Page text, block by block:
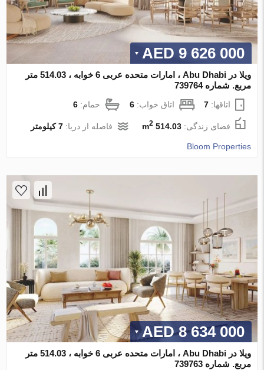
9 626 000 AED
ویلا در Abu Dhabi ، امارات متحده عربی 6 خوابه ، 514.03 متر
مربع. شماره 739764
اتاقها:7 اتاق خواب:6 حمام:6
فضای زندگی:514.03 m
2 فاصله از دریا:7 کیلومتر
Bloom Properties
8 634 000 AED
ویلا در Abu Dhabi ، امارات متحده عربی 6 خوابه ، 514.03 متر
مربع. شماره 739763